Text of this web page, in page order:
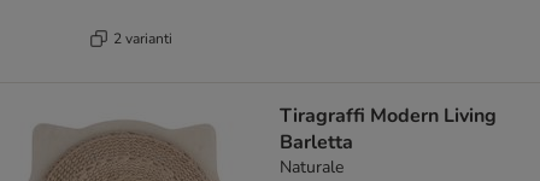
2 varianti
Tiragraffi Modern Living
Barletta
Naturale